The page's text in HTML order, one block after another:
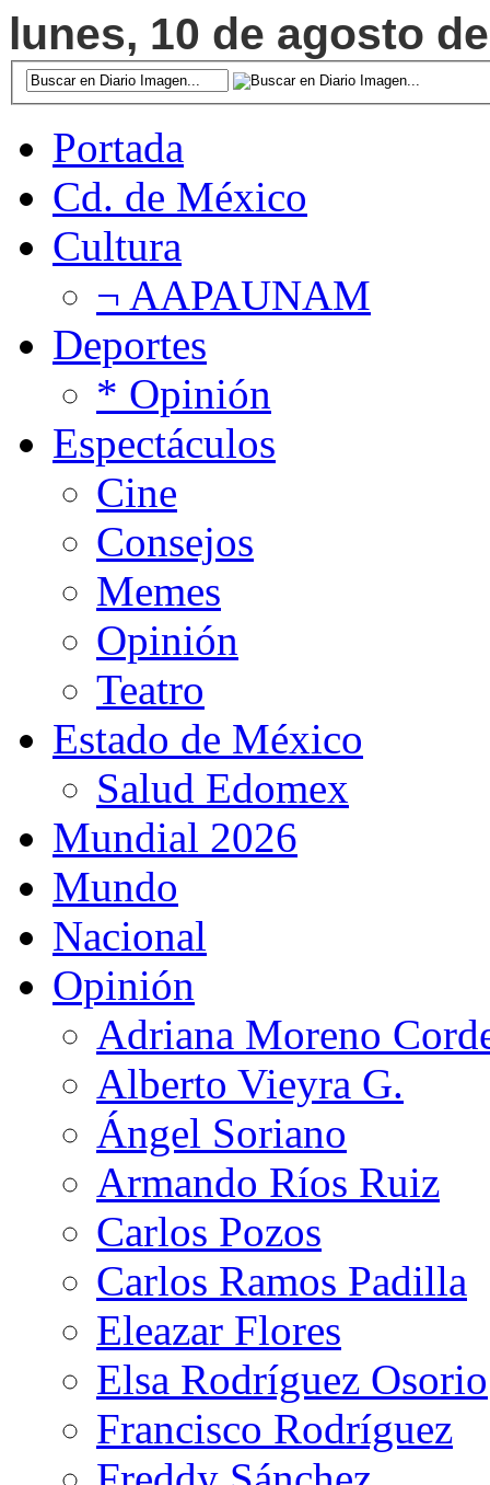
lunes, 10 de agosto
Portada
Cd. de México
Cultura
¬ AAPAUNAM
Deportes
* Opinión
Espectáculos
Cine
Consejos
Memes
Opinión
Teatro
Estado de México
Salud Edomex
Mundial 2026
Mundo
Nacional
Opinión
Adriana Moreno
Alberto Vieyra G.
Ángel Soriano
Armando Ríos Ruiz
Carlos Pozos
Carlos Ramos Padilla
Eleazar Flores
Elsa Rodríguez Osorio
Francisco Rodríguez